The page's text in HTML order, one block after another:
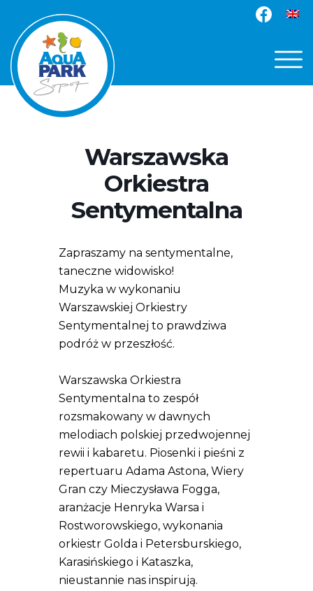
Warszawska
Orkiestra
Sentymentalna
Zapraszamy na sentymentalne,
taneczne widowisko!
Muzyka w wykonaniu
Warszawskiej Orkiestry
Sentymentalnej to prawdziwa
podróż w przeszłość.
Warszawska Orkiestra
Sentymentalna to zespół
rozsmakowany w dawnych
melodiach polskiej przedwojennej
rewii i kabaretu. Piosenki i pieśni z
repertuaru Adama Astona, Wiery
Gran czy Mieczysława Fogga,
aranżacje Henryka Warsa i
Rostworowskiego, wykonania
orkiestr Golda i Petersburskiego,
Karasińskiego i Kataszka,
nieustannie nas inspirują.